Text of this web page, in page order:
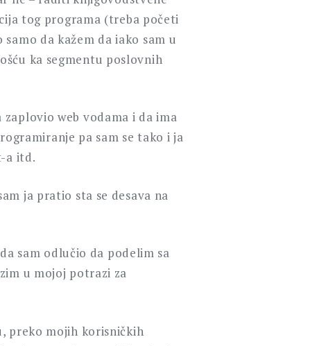
tog programa (treba početi
da kažem da iako sam u
ka segmentu poslovnih
web vodama i da ima
pa sam se tako i ja
a itd.
ja pratio sta se desava na
sam odlučio da podelim sa
u mojoj potrazi za
preko mojih korisničkih